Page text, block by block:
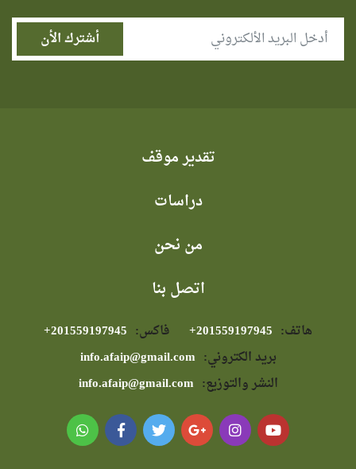
تقدير موقف
دراسات
من نحن
اتصل بنا
هاتف: فاكس:
بريد الكتروني: info.afaip@gmail.com
النشر والتوزيع: info.afaip@gmail.com